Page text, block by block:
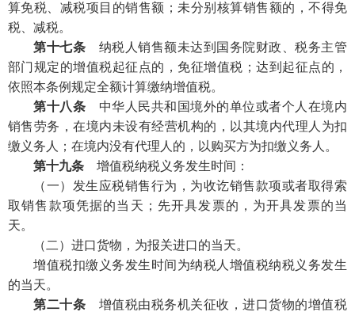
算免税、减税项目的销售额；未分别核算销售额的，不得免
税、减税。
第十七条 纳税人销售额未达到国务院财政、税务主管
部门规定的增值税起征点的，免征增值税；达到起征点的，
依照本条例规定全额计算缴纳增值税。
第十八条 中华人民共和国境外的单位或者个人在境内
销售劳务，在境内未设有经营机构的，以其境内代理人为扣
缴义务人；在境内没有代理人的，以购买方为扣缴义务人。
第十九条 增值税纳税义务发生时间：
（一）发生应税销售行为，为收讫销售款项或者取得索
取销售款项凭据的当天；先开具发票的，为开具发票的当
天。
（二）进口货物，为报关进口的当天。
增值税扣缴义务发生时间为纳税人增值税纳税义务发生
的当天。
第二十条 增值税由税务机关征收，进口货物的增值税